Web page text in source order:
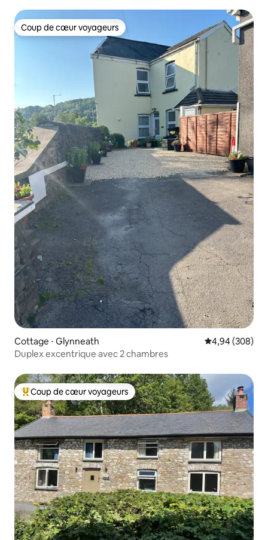
Coup de cœur voyageurs
Coup de cœur voyageurs
Cottage ⋅ Glynneath Évaluation
4,94 (308)
Duplex excentrique avec 2 chambres
Coups de cœur voyageurs les plus appréciés
Coup de cœur voyageurs